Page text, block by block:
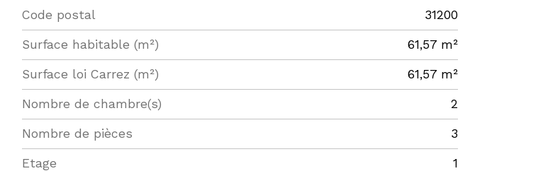
Label Value
Code postal 31200
Surface habitable (m²) 61,57 m²
Surface loi Carrez (m²) 61,57 m²
Nombre de chambre(s) 2
Nombre de pièces 3
Etage 1